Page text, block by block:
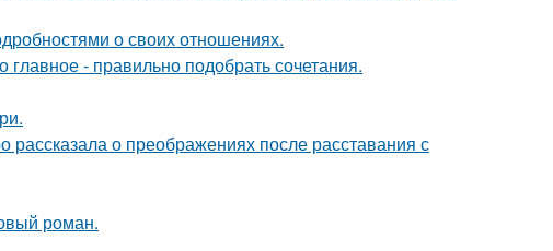
о своих отношениях.
- правильно подобрать сочетания.
о преображениях после расставания с
роман.